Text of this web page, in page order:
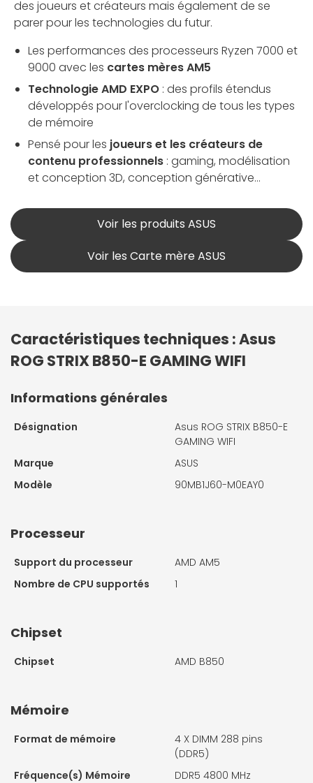
des joueurs et créateurs mais également de se
parer pour les technologies du futur.
Les performances des processeurs Ryzen 7000 et
9000 avec les cartes mères AM5
Technologie AMD EXPO : des profils étendus
développés pour l'overclocking de tous les types
de mémoire
Pensé pour les joueurs et les créateurs de
contenu professionnels : gaming, modélisation
et conception 3D, conception générative...
Voir les produits ASUS
Voir les Carte mère ASUS
Caractéristiques techniques : Asus
ROG STRIX B850-E GAMING WIFI
Informations générales
Désignation
Asus ROG STRIX B850-E
GAMING WIFI
Marque
ASUS
Modèle
90MB1J60-M0EAY0
Processeur
Support du processeur
AMD AM5
Nombre de CPU supportés
1
Chipset
Chipset AMD B850
Mémoire
Format de mémoire 4 X DIMM 288 pins
(DDR5)
Fréquence(s) Mémoire
DDR5 4800 MHz